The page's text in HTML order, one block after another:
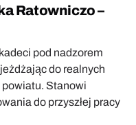
Ratowniczo –
pod nadzorem
do realnych
Stanowi
do przyszłej pracy